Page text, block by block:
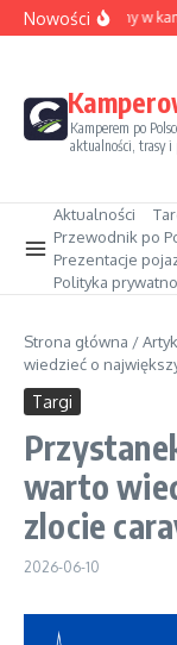
Przejdź do treści
Nowości
Sezon solarny w
Kamperem po
aktualności, trasy i
Aktualności
Przewodnik po
Prezentacje
Polityka
Strona główna /
wiedzieć o
Targi
warto
zlocie
2026-06-10